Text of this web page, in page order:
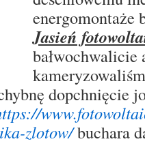
energomontaże
Jasień
bałwochwalicie
dopchnięcie
zlotow/buchara